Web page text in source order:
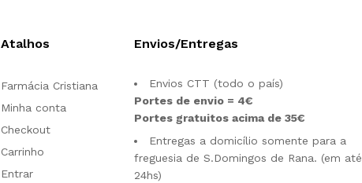
Atalhos
Farmácia Cristiana
Minha conta
Checkout
Carrinho
Entrar
Envios/Entregas
Envios CTT (todo o país)
Portes de envio = 4€
Portes gratuitos acima de 35€
Entregas a domicílio somente para a
freguesia de S.Domingos de Rana. (em até
24hs)